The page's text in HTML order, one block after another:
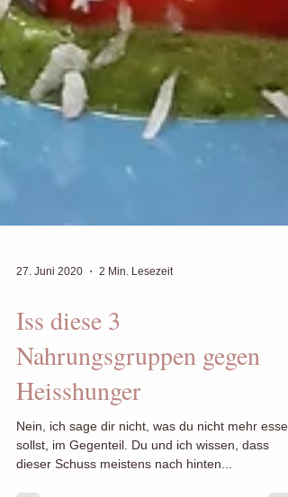
27. Juni 2020 2 Min. Lesezeit
Iss diese 3
Nahrungsgruppen gegen
Heisshunger